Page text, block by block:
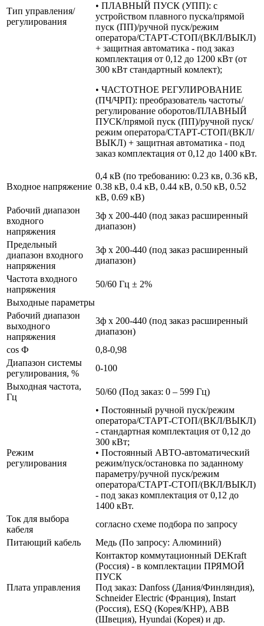
Тип управления/
регулирования
• ПЛАВНЫЙ ПУСК (УПП): с
устройством плавного пуска/прямой
пуск (ПП)/ручной пуск/режим
оператора/СТАРТ-СТОП/(ВКЛ/ВЫКЛ)
+ защитная автоматика - под заказ
комплектация от 0,12 до 1200 кВт (от
300 кВт стандартный комлект);
• ЧАСТОТНОЕ РЕГУЛИРОВАНИЕ
(ПЧ/ЧРП): преобразователь частоты/
регулирование оборотов/ПЛАВНЫЙ
ПУСК/прямой пуск (ПП)/ручной пуск/
режим оператора/СТАРТ-СТОП/(ВКЛ/
ВЫКЛ) + защитная автоматика - под
заказ комплектация от 0,12 до 1400 кВт.
Входное напряжение
0,4 кВ (по требованию: 0.23 кв, 0.36 кВ,
0.38 кВ, 0.4 кВ, 0.44 кВ, 0.50 кВ, 0.52
кВ, 0.69 кВ)
Рабочий диапазон
входного
напряжения
3ф х 200-440 (под заказ расширенный
диапазон)
Предельный
диапазон входного
напряжения
3ф х 200-440 (под заказ расширенный
диапазон)
Частота входного
напряжения
50/60 Гц ± 2%
Выходные параметры
Рабочий диапазон
выходного
напряжения
3ф х 200-440 (под заказ расширенный
диапазон)
cos Ф
0,8-0,98
Диапазон системы
регулирования, %
0-100
Выходная частота,
Гц
50/60 (Под заказ: 0 – 599 Гц)
Режим
регулирования
• Постоянный ручной пуск/режим
оператора/СТАРТ-СТОП/(ВКЛ/ВЫКЛ)
- стандартная комплектация от 0,12 до
300 кВт;
• Постоянный АВТО-автоматический
режим/пуск/остановка по заданному
параметру/ручной пуск/режим
оператора/СТАРТ-СТОП/(ВКЛ/ВЫКЛ)
- под заказ комплектация от 0,12 до
1400 кВт.
Ток для выбора
кабеля
согласно схеме подбора по запросу
Питающий кабель
Медь (По запросу: Алюминий)
Плата управления
Контактор коммутационный DEKraft
(Россия) - в комплектации ПРЯМОЙ
ПУСК
Под заказ: Danfoss (Дания/Финляндия),
Schneider Electric (Франция), Instart
(Россия), ESQ (Корея/КНР), ABB
(Швеция), Hyundai (Корея) и др.